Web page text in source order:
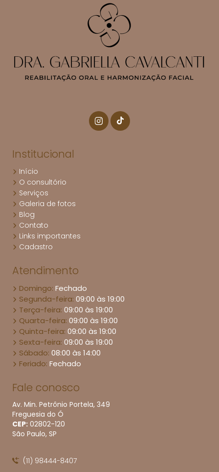
Institucional
Início
O consultório
Serviços
Galeria de fotos
Blog
Contato
Links importantes
Cadastro
Atendimento
Domingo: Fechado
Segunda-feira: 09:00 às 19:00
Terça-feira: 09:00 às 19:00
Quarta-feira: 09:00 às 19:00
Quinta-feira: 09:00 às 19:00
Sexta-feira: 09:00 às 19:00
Sábado: 08:00 às 14:00
Feriado: Fechado
Fale conosco
Av. Min. Petrônio Portela, 349
Freguesia do Ó
CEP: 02802​-120
São Paulo, SP
(11) 98444-8407